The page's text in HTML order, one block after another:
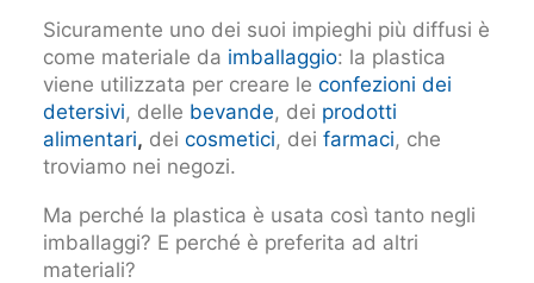
Sicuramente uno dei suoi impieghi più diffusi è
come materiale da imballaggio: la plastica
viene utilizzata per creare le confezioni dei
detersivi, delle bevande, dei prodotti
alimentari, dei cosmetici, dei farmaci, che
troviamo nei negozi.
Ma perché la plastica è usata così tanto negli
imballaggi? E perché è preferita ad altri
materiali?